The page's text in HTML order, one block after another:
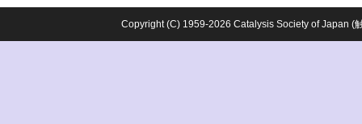
Copyright (C) 1959-2026 Catalysis Society of Japan (